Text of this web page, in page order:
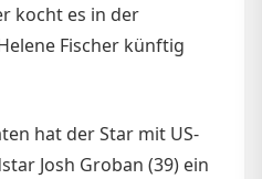
kocht es in der
Fischer künftig
hat der Star mit US-
Josh Groban (39) ein